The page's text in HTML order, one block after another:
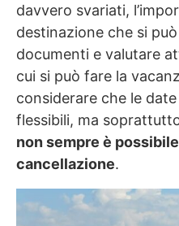
davvero svariati,
destinazione che si
documenti e valutare
cui si può fare la
considerare che le
flessibili, ma
non sempre è
cancellazione.